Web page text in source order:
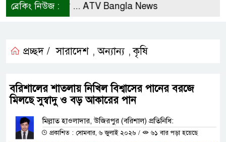
ব্রেকিং নিউজ :
ফলো করে রাখুন ... ATV Bangla News
প্রচ্ছদ / সারাদেশ ,অন্যান্য ,কৃষি
বরিশালের শাতলায় নিখিল বিশ্বাসের পানের বরজে
মিলছে সুস্বাদু ও বড় আকারের পান
মিল্লাত হাওলাদার, উজিরপুর (বরিশাল) প্রতিনিধি:
প্রকাশিত : সোমবার, ৬ জুলাই ২০২৬ / ৬১ বার পড়া হয়েছে